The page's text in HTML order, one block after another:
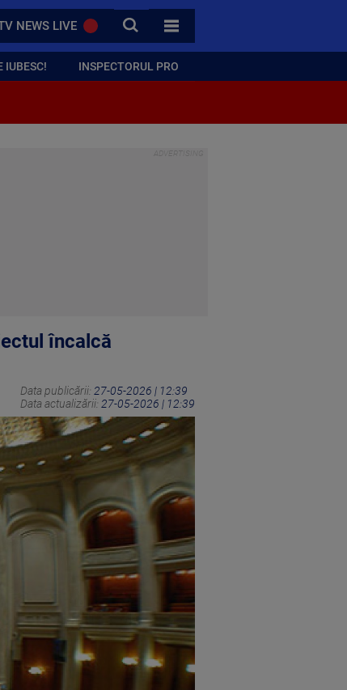
NEWS LIVE CAUTA
TOATE CATEGORIILE
IUBESC! INSPECTORUL PRO
încalcă
Data publicării: 27-05-2026 | 12:39
Data actualizării: 27-05-2026 | 12:39